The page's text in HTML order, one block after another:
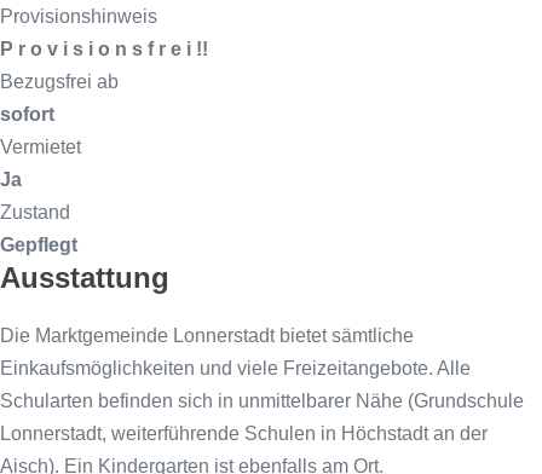
Provisionshinweis
P r o v i s i o n s f r e i !!
Bezugsfrei ab
sofort
Vermietet
Ja
Zustand
Gepflegt
Ausstattung
Die Marktgemeinde Lonnerstadt bietet sämtliche
Einkaufsmöglichkeiten und viele Freizeitangebote. Alle
Schularten befinden sich in unmittelbarer Nähe (Grundschule
Lonnerstadt, weiterführende Schulen in Höchstadt an der
Aisch). Ein Kindergarten ist ebenfalls am Ort.